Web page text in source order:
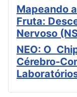
Mapeando
Fruta:
Nervoso
NEO: O
Cérebro-